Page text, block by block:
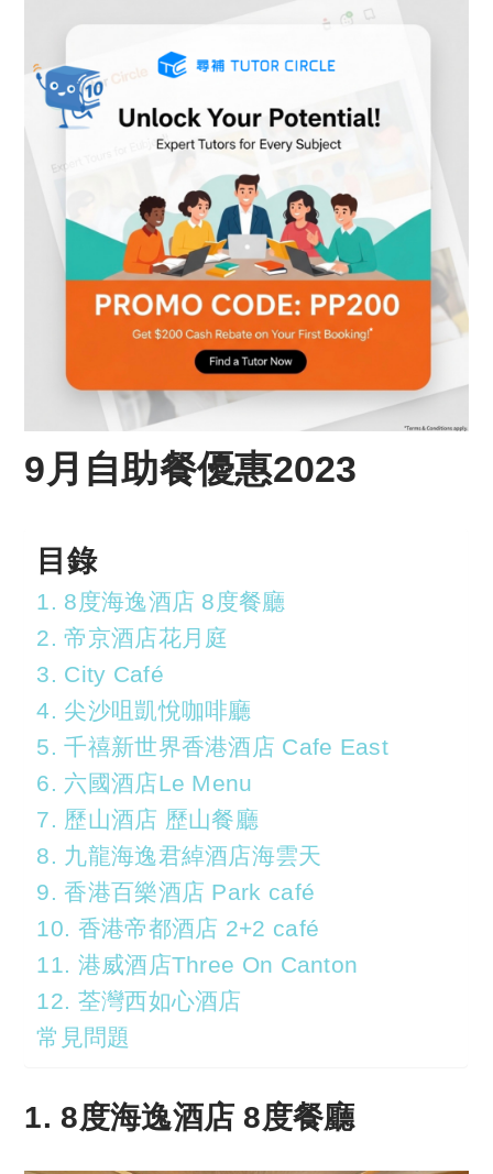
9月自助餐優惠2023
目錄
1. 8度海逸酒店 8度餐廳
2. 帝京酒店花月庭
3. City Café
4. 尖沙咀凱悅咖啡廳
5. 千禧新世界香港酒店 Cafe East
6. 六國酒店Le Menu
7. 歷山酒店 歷山餐廳
8. 九龍海逸君綽酒店海雲天
9. 香港百樂酒店 Park café
10. 香港帝都酒店 2+2 café
11. 港威酒店Three On Canton
12. 荃灣西如心酒店
常見問題
1. 8度海逸酒店 8度餐廳